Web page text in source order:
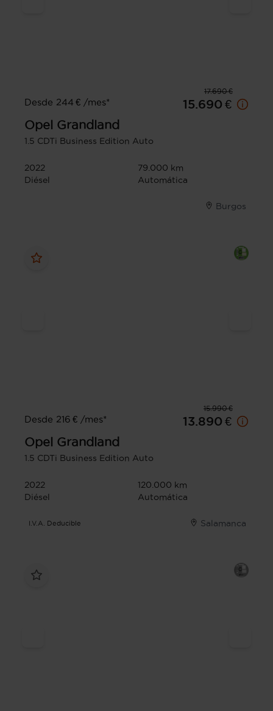
17.690 €
Desde 244 € /mes*
15.690 €
Opel Grandland
1.5 CDTi Business Edition Auto
2022
79.000 km
Diésel
Automática
Burgos
15.990 €
Desde 216 € /mes*
13.890 €
Opel Grandland
1.5 CDTi Business Edition Auto
2022
120.000 km
Diésel
Automática
I.V.A. Deducible Salamanca